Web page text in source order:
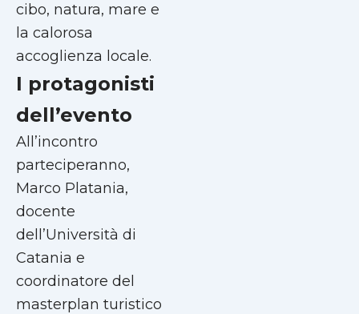
cibo, natura, mare e
la calorosa
accoglienza locale.
I protagonisti
dell’evento
All’incontro
parteciperanno,
Marco Platania,
docente
dell’Università di
Catania e
coordinatore del
masterplan turistico